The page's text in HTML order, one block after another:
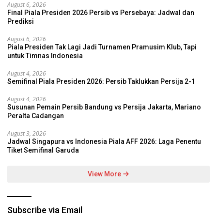
August 6, 2026
Final Piala Presiden 2026 Persib vs Persebaya: Jadwal dan
Prediksi
August 6, 2026
Piala Presiden Tak Lagi Jadi Turnamen Pramusim Klub, Tapi
untuk Timnas Indonesia
August 4, 2026
Semifinal Piala Presiden 2026: Persib Taklukkan Persija 2-1
August 4, 2026
Susunan Pemain Persib Bandung vs Persija Jakarta, Mariano
Peralta Cadangan
August 3, 2026
Jadwal Singapura vs Indonesia Piala AFF 2026: Laga Penentu
Tiket Semifinal Garuda
View More
Subscribe via Email